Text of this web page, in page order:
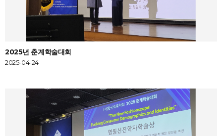
2025년 춘계학술대회
2025-04-24